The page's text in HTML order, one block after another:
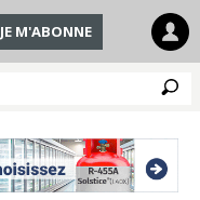
JE M'ABONNE